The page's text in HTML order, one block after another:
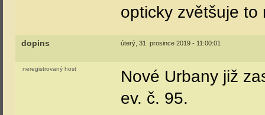
opticky zvětšuje
dopins úterý, 31. prosince 2019 - 11:00:01
neregistrovaný host
Nové Urbany již
ev. č. 95.